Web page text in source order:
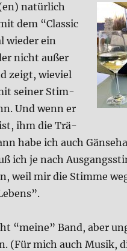
natür­lich
dem “Clas­sic
wie­der ein
nicht außer
zeigt, wie­viel
sei­ner Stim­
Und wenn er
ihm die Trä­
habe ich auch
ich je nach
weil mir die Stim­me
“mei­ne” Band, aber
(Für mich auch Musik,